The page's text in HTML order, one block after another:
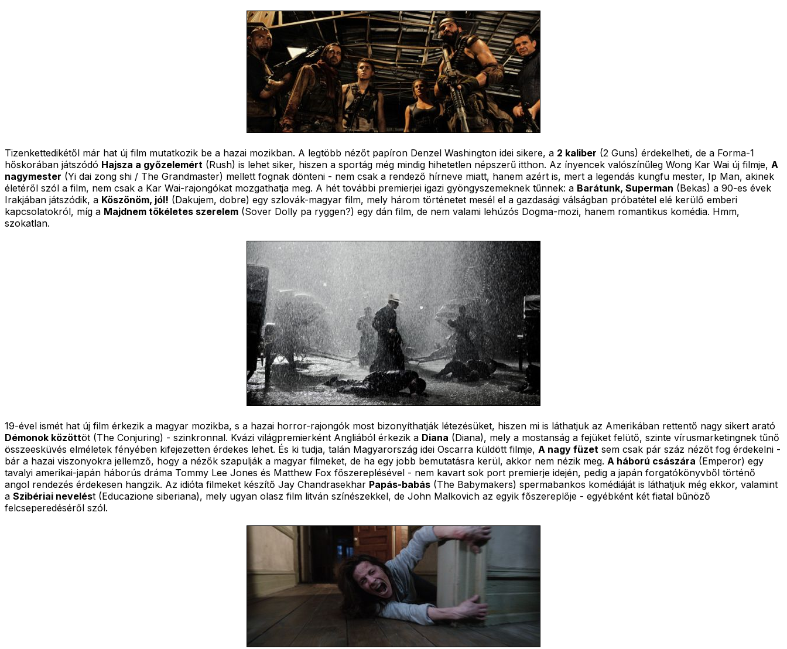
Tizenkettedikétől már hat új film mutatkozik be a hazai mozikban. A legtöbb nézőt papíron Denzel Washington idei sikere, a 2 kaliber (2 Guns) érdekelheti, de a Forma-1
hőskorában játszódó Hajsza a győzelemért (Rush) is lehet siker, hiszen a sportág még mindig hihetetlen népszerű itthon. Az ínyencek valószínűleg Wong Kar Wai új filmje, A
nagymester (Yi dai zong shi / The Grandmaster) mellett fognak dönteni - nem csak a rendező hírneve miatt, hanem azért is, mert a legendás kungfu mester, Ip Man, akinek
életéről szól a film, nem csak a Kar Wai-rajongókat mozgathatja meg. A hét további premierjei igazi gyöngyszemeknek tűnnek: a Barátunk, Superman (Bekas) a 90-es évek
Irakjában játszódik, a Köszönöm, jól! (Dakujem, dobre) egy szlovák-magyar film, mely három történetet mesél el a gazdasági válságban próbatétel elé kerülő emberi
kapcsolatokról, míg a Majdnem tökéletes szerelem (Sover Dolly pa ryggen?) egy dán film, de nem valami lehúzós Dogma-mozi, hanem romantikus komédia. Hmm,
szokatlan.
19-ével ismét hat új film érkezik a magyar mozikba, s a hazai horror-rajongók most bizonyíthatják létezésüket, hiszen mi is láthatjuk az Amerikában rettentő nagy sikert arató
Démonok közöttöt (The Conjuring) - szinkronnal. Kvázi világpremierként Angliából érkezik a Diana (Diana), mely a mostanság a fejüket felütő, szinte vírusmarketingnek tűnő
összeesküvés elméletek fényében kifejezetten érdekes lehet. És ki tudja, talán Magyarország idei Oscarra küldött filmje, A nagy füzet sem csak pár száz nézőt fog érdekelni -
bár a hazai viszonyokra jellemző, hogy a nézők szapulják a magyar filmeket, de ha egy jobb bemutatásra kerül, akkor nem nézik meg. A háború császára (Emperor) egy
tavalyi amerikai-japán háborús dráma Tommy Lee Jones és Matthew Fox főszereplésével - nem kavart sok port premierje idején, pedig a japán forgatókönyvből történő
angol rendezés érdekesen hangzik. Az idióta filmeket készítő Jay Chandrasekhar Papás-babás (The Babymakers) spermabankos komédiáját is láthatjuk még ekkor, valamint
a Szibériai nevelést (Educazione siberiana), mely ugyan olasz film litván színészekkel, de John Malkovich az egyik főszereplője - egyébként két fiatal bűnöző
felcseperedéséről szól.